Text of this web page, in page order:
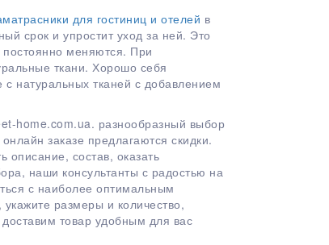
для гостиниц и отелей в
срок и упростит уход за ней. Это
меняются. При
ткани. Хорошо себя
натуральных тканей с добавлением
home.com.ua. разнообразный выбор
заказе предлагаются скидки.
описание, состав, оказать
наши консультанты с радостью на
с наиболее оптимальным
размеры и количество,
товар удобным для вас